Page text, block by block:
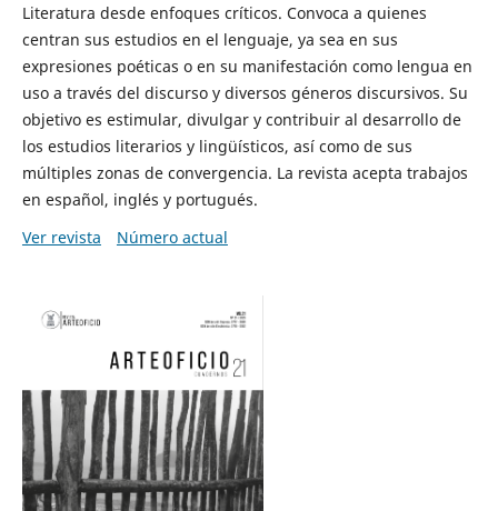
Literatura desde enfoques críticos. Convoca a quienes
centran sus estudios en el lenguaje, ya sea en sus
expresiones poéticas o en su manifestación como lengua en
uso a través del discurso y diversos géneros discursivos. Su
objetivo es estimular, divulgar y contribuir al desarrollo de
los estudios literarios y lingüísticos, así como de sus
múltiples zonas de convergencia. La revista acepta trabajos
en español, inglés y portugués.
Ver revista
Número actual